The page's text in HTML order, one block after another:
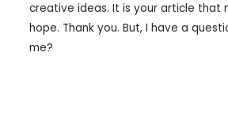
creative ideas. It is your article that
hope. Thank you. But, I have a
me?